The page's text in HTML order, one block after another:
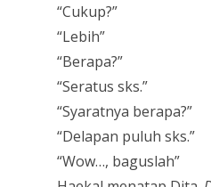
“Cukup?”
“Lebih”
“Berapa?”
“Seratus sks.”
“Syaratnya berapa?”
“Delapan puluh sks.”
“Wow…, baguslah”